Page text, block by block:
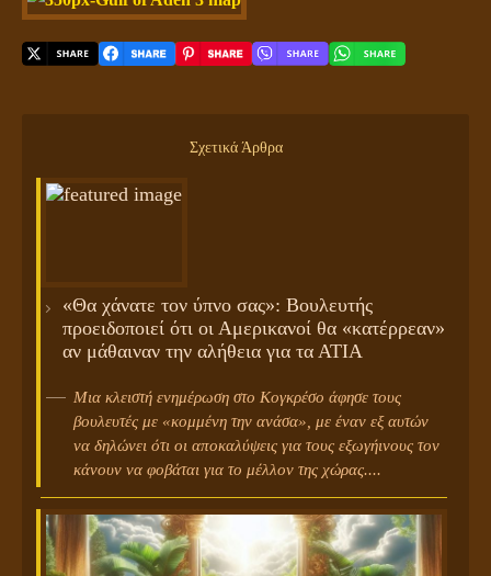
Σχετικά Άρθρα
«Θα χάνατε τον ύπνο σας»: Βουλευτής
προειδοποιεί ότι οι Αμερικανοί θα «κατέρρεαν»
αν μάθαιναν την αλήθεια για τα ΑΤΙΑ
Μια κλειστή ενημέρωση στο Κογκρέσο άφησε τους
βουλευτές με «κομμένη την ανάσα», με έναν εξ αυτών
να δηλώνει ότι οι αποκαλύψεις για τους εξωγήινους τον
κάνουν να φοβάται για το μέλλον της χώρας....